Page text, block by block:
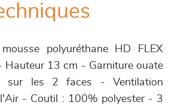
polyuréthane HD FLEX
Hauteur 13 cm - Garniture ouate
sur les 2 faces - Ventilation
- Coutil : 100% polyester - 3